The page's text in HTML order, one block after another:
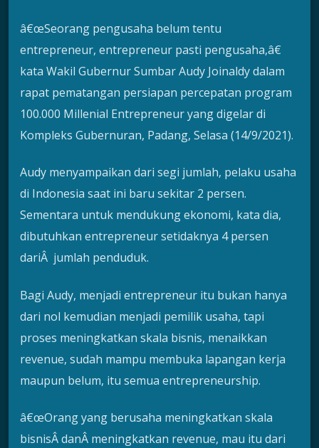
â€œSeorang pengusaha belum tentu
entrepreneur, entrepreneur pasti pengusaha,â€
kata Wakil Gubernur Sumbar Audy Joinaldy dalam
rapat pematangan persiapan percepatan program
100.000 Millenial Entrepreneur yang digelar di
Kompleks Gubernuran, Padang, Selasa (14/9/2021).
Audy menyampaikan dari segi jumlah, pelaku usaha
di Indonesia saat ini baru sekitar 2 persen.
Sementara untuk mendukung ekonomi, kata dia,
dibutuhkan entrepreneur setidaknya 4 persen
dariÂ jumlah penduduk.
Bagi Audy, menjadi entrepreneur itu bukan hanya
dari nol kemudian menjadi pemilik usaha, tapi
proses meningkatkan skala bisnis, menaikkan
revenue, sudah mampu membuka lapangan kerja
maupun belum, itu semua entrepreneurship.
â€œOrang yang berusaha meningkatkan skala
bisnisÂ danÂ meningkatkan revenue, mau itu dari